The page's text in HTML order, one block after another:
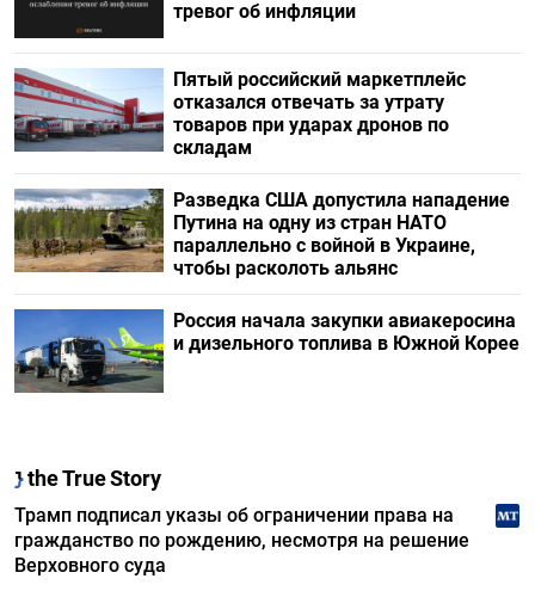
тревог об инфляции
Пятый российский маркетплейс
отказался отвечать за утрату
товаров при ударах дронов по
складам
Разведка США допустила нападение
Путина на одну из стран НАТО
параллельно с войной в Украине,
чтобы расколоть альянс
Россия начала закупки авиакеросина
и дизельного топлива в Южной Корее